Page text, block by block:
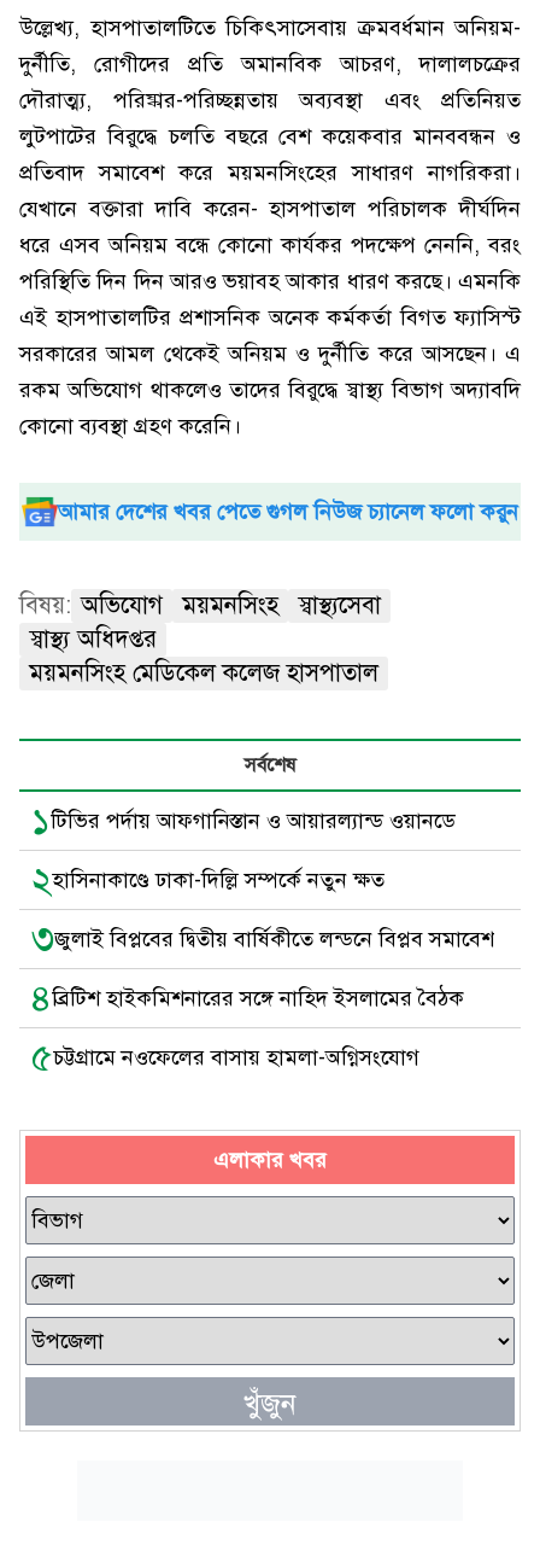
উল্লেখ্য, হাসপাতালটিতে চিকিৎসাসেবায় ক্রমবর্ধমান অনিয়ম-
দুর্নীতি, রোগীদের প্রতি অমানবিক আচরণ, দালালচক্রের
দৌরাত্ম্য, পরিষ্কার-পরিচ্ছন্নতায় অব্যবস্থা এবং প্রতিনিয়ত
লুটপাটের বিরুদ্ধে চলতি বছরে বেশ কয়েকবার মানববন্ধন ও
প্রতিবাদ সমাবেশ করে ময়মনসিংহের সাধারণ নাগরিকরা।
যেখানে বক্তারা দাবি করেন- হাসপাতাল পরিচালক দীর্ঘদিন
ধরে এসব অনিয়ম বন্ধে কোনো কার্যকর পদক্ষেপ নেননি, বরং
পরিস্থিতি দিন দিন আরও ভয়াবহ আকার ধারণ করছে। এমনকি
এই হাসপাতালটির প্রশাসনিক অনেক কর্মকর্তা বিগত ফ্যাসিস্ট
সরকারের আমল থেকেই অনিয়ম ও দুর্নীতি করে আসছেন। এ
রকম অভিযোগ থাকলেও তাদের বিরুদ্ধে স্বাস্থ্য বিভাগ অদ্যাবদি
কোনো ব্যবস্থা গ্রহণ করেনি।
আমার দেশের খবর পেতে গুগল নিউজ চ্যানেল ফলো করুন
বিষয়: অভিযোগ ময়মনসিংহ
স্বাস্থ্যসেবা
স্বাস্থ্য অধিদপ্তর
ময়মনসিংহ মেডিকেল কলেজ হাসপাতাল
সর্বশেষ
১টিভির পর্দায় আফগানিস্তান ও আয়ারল্যান্ড ওয়ানডে
২হাসিনাকাণ্ডে ঢাকা-দিল্লি সম্পর্কে নতুন ক্ষত
৩জুলাই বিপ্লবের দ্বিতীয় বার্ষিকীতে লন্ডনে বিপ্লব সমাবেশ
৪ব্রিটিশ হাইকমিশনারের সঙ্গে নাহিদ ইসলামের বৈঠক
৫চট্টগ্রামে নওফেলের বাসায় হামলা-অগ্নিসংযোগ
এলাকার খবর
খুঁজুন